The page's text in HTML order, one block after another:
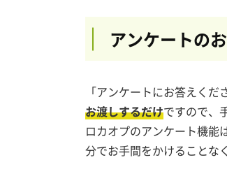
アンケートの
「アンケートにお答えくだ
お渡しするだけですので、
ロカオプのアンケート機能
分でお手間をかけることな